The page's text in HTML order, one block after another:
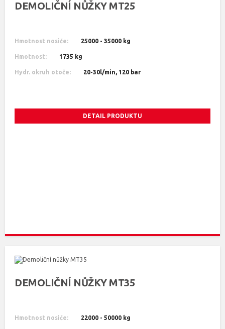
DEMOLIČNÍ NŮŽKY MT25
Hmotnost nosiče: 25000 - 35000 kg
Hmotnost: 1735 kg
Hydr. okruh otoče: 20-30l/min, 120 bar
DETAIL PRODUKTU
DEMOLIČNÍ NŮŽKY MT35
Hmotnost nosiče: 22000 - 50000 kg